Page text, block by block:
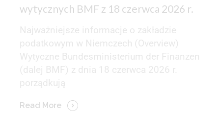
wytycznych BMF z 18 czerwca 2026 r.
Najważniejsze informacje o zakładzie
podatkowym w Niemczech (Overview)
Wytyczne Bundesministerium der Finanzen
(dalej BMF) z dnia 18 czerwca 2026 r.
porządkują
Read More